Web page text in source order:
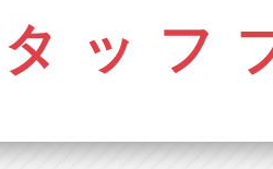
アップル
井市柏井町4-43-1
日井中央店
ッフ